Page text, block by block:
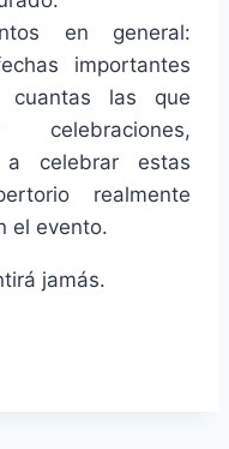
en general:
importantes
las que
celebraciones,
a celebrar estas
realmente
el evento.
jamás.